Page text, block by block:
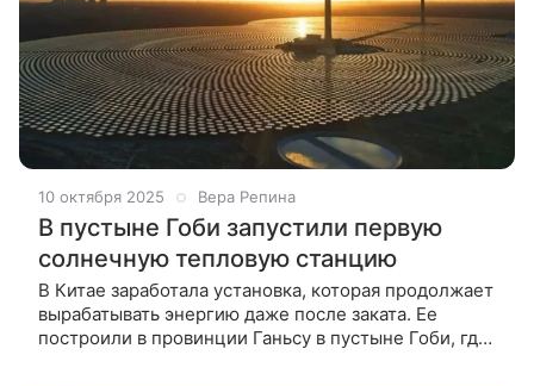
10 октября 2025 Вера Репина
В пустыне Гоби запустили первую
солнечную тепловую станцию
В Китае заработала установка, которая продолжает
вырабатывать энергию даже после заката. Ее
построили в провинции Ганьсу в пустыне Гоби, где